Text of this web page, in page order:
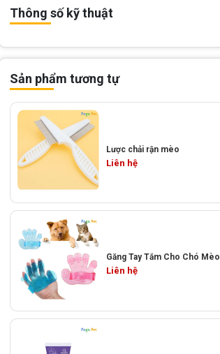
Thông số kỹ thuật
Sản phẩm tương tự
Lược chải rận mèo
Liên hệ
Găng Tay Tắm Cho Chó Mèo
Liên hệ